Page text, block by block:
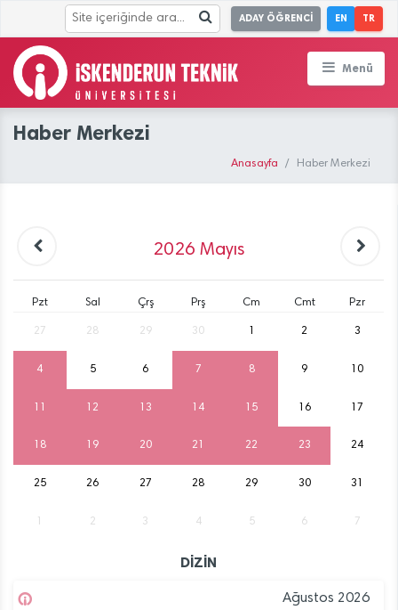
ADAY ÖĞRENCİ EN TR
Menü
Haber Merkezi
Anasayfa Haber Merkezi
2026 Mayıs
Pzt Sal Çrş Prş Cm Cmt Pzr
27 28 29 30 2 3
4 5 6 7 8 9 10
12 13 14 15 16 17
18 19 20 21 22 23 24
25 26 27 28 29 30 31
2 3 4 5 6 7
DİZİN
Ağustos 2026